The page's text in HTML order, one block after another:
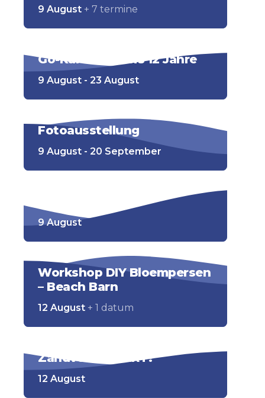
9 August + 7 termine
Go-Kart-Bahn bis 12 Jahre
9 August - 23 August
Fotoausstellung
9 August - 20 September
9 August
Workshop DIY Bloempersen
– Beach Barn
12 August + 1 datum
Zandvoort START!
12 August